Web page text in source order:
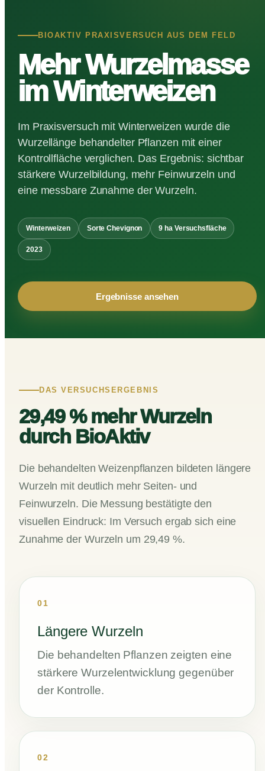
BIOAKTIV PRAXISVERSUCH AUS DEM FELD
Mehr Wurzelmasse
im Winterweizen
Im Praxisversuch mit Winterweizen wurde die
Wurzellänge behandelter Pflanzen mit einer
Kontrollfläche verglichen. Das Ergebnis: sichtbar
stärkere Wurzelbildung, mehr Feinwurzeln und
eine messbare Zunahme der Wurzeln.
Winterweizen Sorte Chevignon 9 ha Versuchsfläche
2023
Ergebnisse ansehen
DAS VERSUCHSERGEBNIS
29,49 % mehr Wurzeln
durch BioAktiv
Die behandelten Weizenpflanzen bildeten längere
Wurzeln mit deutlich mehr Seiten- und
Feinwurzeln. Die Messung bestätigte den
visuellen Eindruck: Im Versuch ergab sich eine
Zunahme der Wurzeln um 29,49 %.
01
Längere Wurzeln
Die behandelten Pflanzen zeigten eine
stärkere Wurzelentwicklung gegenüber
der Kontrolle.
02